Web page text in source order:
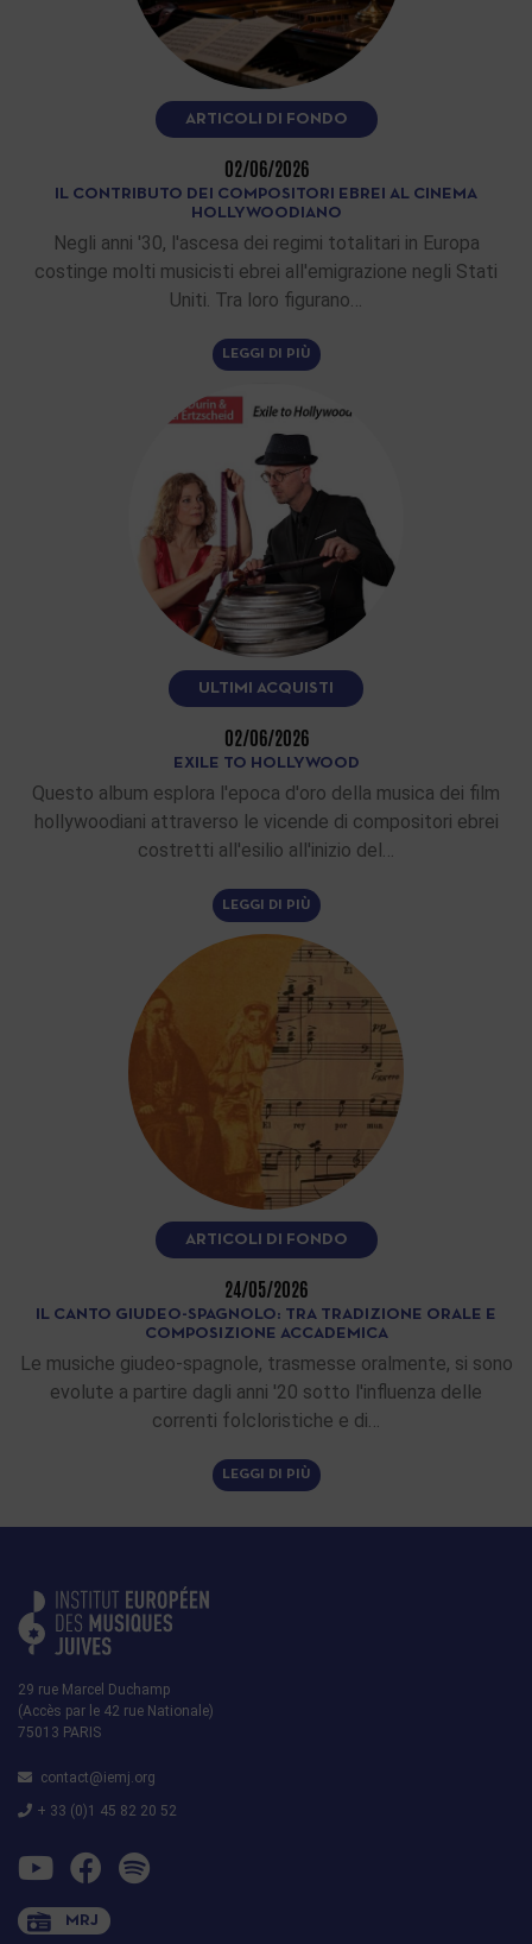
ARTICOLI DI FONDO
02/06/2026
IL CONTRIBUTO DEI COMPOSITORI EBREI AL CINEMA
HOLLYWOODIANO
Negli anni '30, l'ascesa dei regimi totalitari in Europa
costinge molti musicisti ebrei all'emigrazione negli Stati
Uniti. Tra loro figurano…
LEGGI DI PIÙ
ULTIMI ACQUISTI
02/06/2026
EXILE TO HOLLYWOOD
Questo album esplora l'epoca d'oro della musica dei film
hollywoodiani attraverso le vicende di compositori ebrei
costretti all'esilio all'inizio del…
LEGGI DI PIÙ
ARTICOLI DI FONDO
24/05/2026
IL CANTO GIUDEO-SPAGNOLO: TRA TRADIZIONE ORALE E
COMPOSIZIONE ACCADEMICA
Le musiche giudeo-spagnole, trasmesse oralmente, si sono
evolute a partire dagli anni '20 sotto l'influenza delle
correnti folcloristiche e di…
LEGGI DI PIÙ
29 rue Marcel Duchamp
(Accès par le 42 rue Nationale)
75013 PARIS
contact@iemj.org
+ 33 (0)1 45 82 20 52
MRJ